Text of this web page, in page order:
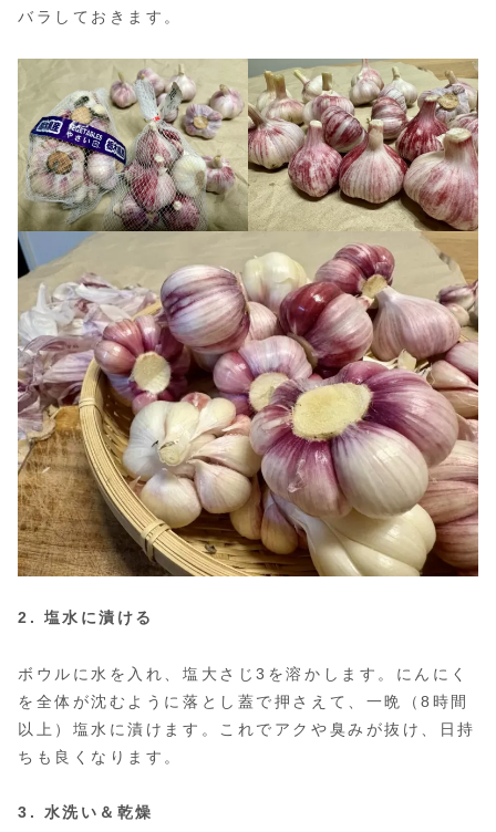
バラしておきます。
2. 塩水に漬ける
ボウルに水を入れ、塩大さじ3を溶かします。にんにく
を全体が沈むように落とし蓋で押さえて、一晩（8時間
以上）塩水に漬けます。これでアクや臭みが抜け、日持
ちも良くなります。
3. 水洗い＆乾燥